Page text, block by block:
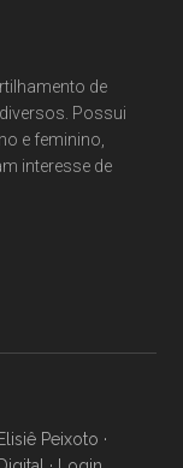
de
Possui
e feminino,
interesse de
Peixoto ·